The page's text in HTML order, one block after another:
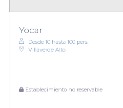
Yocar
Desde 10 hasta 100 pers.
Villaverde Alto
Establecimiento no reservable